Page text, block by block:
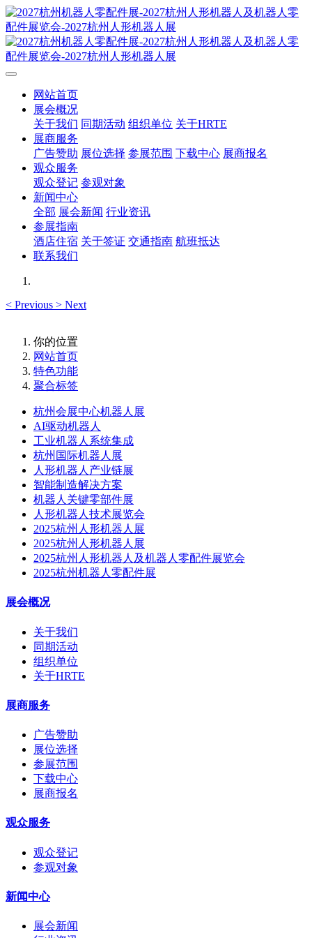
网站首页
展会概况
关于我们 同期活动 组织单位 关于HRTE
展商服务
广告赞助 展位选择 参展范围 下载中心 展商报名
观众服务
观众登记 参观对象
新闻中心
全部 展会新闻 行业资讯
参展指南
酒店住宿 关于签证 交通指南 航班抵达
联系我们
< Previous > Next
你的位置
网站首页
特色功能
聚合标签
杭州会展中心机器人展
AI驱动机器人
工业机器人系统集成
杭州国际机器人展
人形机器人产业链展
智能制造解决方案
机器人关键零部件展
人形机器人技术展览会
2025杭州人形机器人展
2025杭州人形机器人展
2025杭州人形机器人及机器人零配件展览会
2025杭州机器人零配件展
展会概况
关于我们
同期活动
组织单位
关于HRTE
展商服务
广告赞助
展位选择
参展范围
下载中心
展商报名
观众服务
观众登记
参观对象
新闻中心
展会新闻